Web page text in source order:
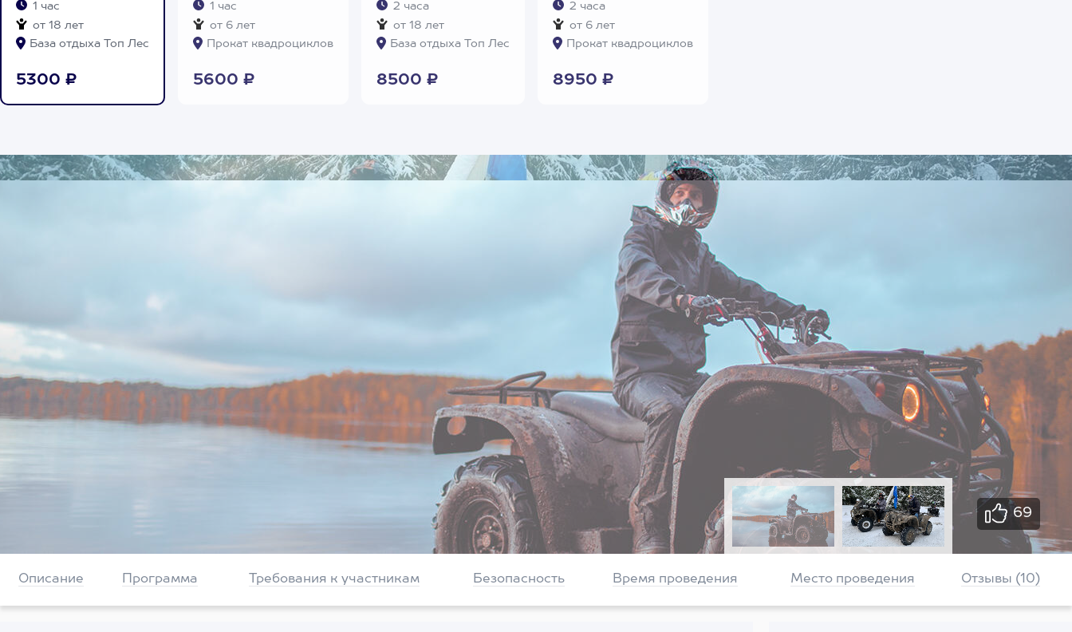
1 час
от 18 лет
База отдыха Топ Лес
5300 ₽
1 час
от 6 лет
Прокат квадроциклов
5600 ₽
2 часа
от 18 лет
База отдыха Топ Лес
8500 ₽
2 часа
от 6 лет
Прокат квадроциклов
8950 ₽
69
Описание Программа Требования к участникам Безопасность Время проведения Место проведения Отзывы (10)